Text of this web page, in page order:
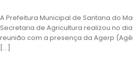
A Prefeitura Municipal de Santana do
Secretaria de Agricultura realizou no
reunião com a presença da Agerp
[…]